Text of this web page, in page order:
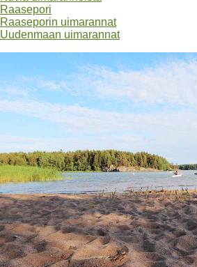
Raasepori
Raaseporin uimarannat
Uudenmaan uimarannat